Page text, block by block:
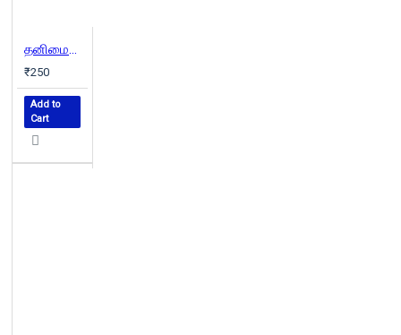
தனிமைவெளி (விக்ரமாதித்தன் சிறப்பிதழ்)
₹250
Add to
Cart